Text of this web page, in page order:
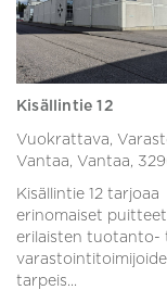
Kisällintie 12
Vuokrattava,
Vantaa, Vantaa,
Kisällintie 12 tarjoaa
erinomaiset puitteet
erilaisten tuotanto-
tarpeis...